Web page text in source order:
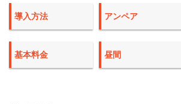
導入方法 アンペア
基本料金 昼間